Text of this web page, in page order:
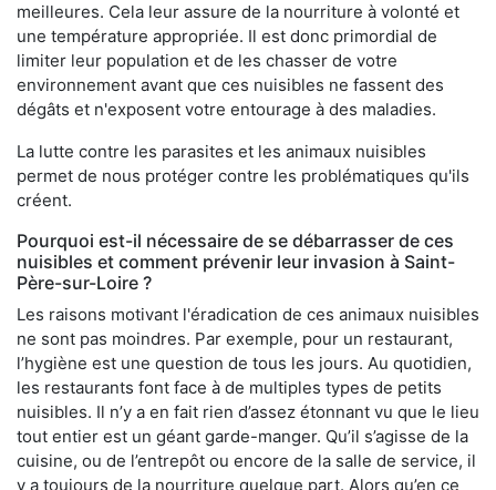
meilleures. Cela leur assure de la nourriture à volonté et
une température appropriée. Il est donc primordial de
limiter leur population et de les chasser de votre
environnement avant que ces nuisibles ne fassent des
dégâts et n'exposent votre entourage à des maladies.
La lutte contre les parasites et les animaux nuisibles
permet de nous protéger contre les problématiques qu'ils
créent.
Pourquoi est-il nécessaire de se débarrasser de ces
nuisibles et comment prévenir leur invasion à Saint-
Père-sur-Loire ?
Les raisons motivant l'éradication de ces animaux nuisibles
ne sont pas moindres. Par exemple, pour un restaurant,
l’hygiène est une question de tous les jours. Au quotidien,
les restaurants font face à de multiples types de petits
nuisibles. Il n’y a en fait rien d’assez étonnant vu que le lieu
tout entier est un géant garde-manger. Qu’il s’agisse de la
cuisine, ou de l’entrepôt ou encore de la salle de service, il
y a toujours de la nourriture quelque part. Alors qu’en ce